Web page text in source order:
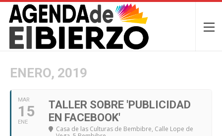
ENERO, 2019
MAR
15
ENE
TALLER SOBRE 'PUBLICIDAD
EN FACEBOOK'
Casa de las Culturas de Bembibre, Calle Lope de